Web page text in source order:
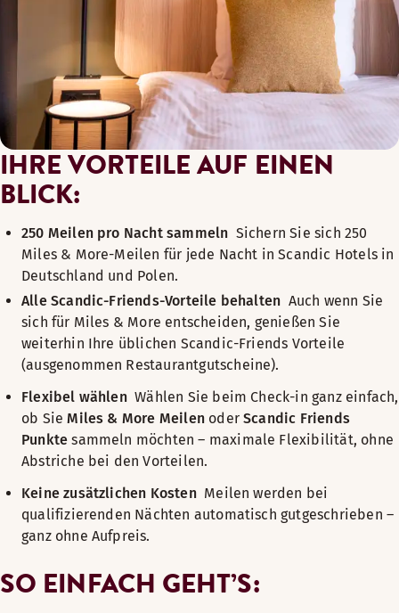
IHRE VORTEILE AUF EINEN
BLICK:
250 Meilen pro Nacht sammeln Sichern Sie sich 250
Miles & More-Meilen für jede Nacht in Scandic Hotels in
Deutschland und Polen.
Alle Scandic-Friends-Vorteile behalten Auch wenn Sie
sich für Miles & More entscheiden, genießen Sie
weiterhin Ihre üblichen Scandic-Friends Vorteile
(ausgenommen Restaurantgutscheine).
Flexibel wählen Wählen Sie beim Check-in ganz einfach,
ob SieMiles & More MeilenoderScandic Friends
Punkte sammeln möchten – maximale Flexibilität, ohne
Abstriche bei den Vorteilen.
Keine zusätzlichen Kosten Meilen werden bei
qualifizierenden Nächten automatisch gutgeschrieben –
ganz ohne Aufpreis.
SO EINFACH GEHT’S: